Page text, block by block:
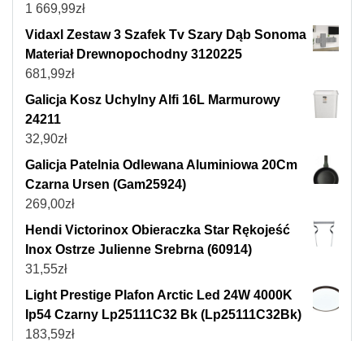
1 669,99zł
Vidaxl Zestaw 3 Szafek Tv Szary Dąb Sonoma
Materiał Drewnopochodny 3120225
681,99zł
Galicja Kosz Uchylny Alfi 16L Marmurowy
24211
32,90zł
Galicja Patelnia Odlewana Aluminiowa 20Cm
Czarna Ursen (Gam25924)
269,00zł
Hendi Victorinox Obieraczka Star Rękojeść
Inox Ostrze Julienne Srebrna (60914)
31,55zł
Light Prestige Plafon Arctic Led 24W 4000K
Ip54 Czarny Lp25111C32 Bk (Lp25111C32Bk)
183,59zł